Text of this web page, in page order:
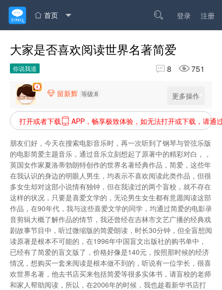
 首页  登录 注册
大家是否喜欢阅读世界名著简爱
你说我道  8 751
 留新辉 等级:8 更多操作
打开或者下载 APP，畅享极致体验，如无法打开或下载，请通
朋友们好，今天在搜索电影音乐时，再一次听到了钢琴与管弦乐版
的电影简爱主题音乐，通过音乐立刻想起了原著中的精彩对白，，
英国女作家夏洛蒂勃朗特创作的世界名著经典作品，简爱，这些年
在我认识的身边的明眼人男生，均表示不喜欢阅读此类作品，但很
多女生却对这部小说情有独钟，但在我读过的两个盲校，就不存在
这样的状况，只要是喜爱文学的，无论男生女生都有意愿阅读这部
作品，在90年代，我与这些喜爱文学的同学，均通过简爱的电影录
音剪辑大概了解作品的情节，我还曾经在吉林市文艺广播的经典戏
剧故事节目中，听过微缩版的简爱朗读，时长30分钟，但全盲想阅
读原著是根本不可能的，在1996年中国盲文出版社的购书单中，
已经有了简爱的盲文版了，价格好像是140元，按照那时候的经济
情况，想购买一套来阅读是根本做不到的，听说有一位学长，很喜
欢世界名著，他去书店买来包括简爱等很多实体书，请盲校的老师
和家人帮助阅读，所以，在2006年的时候，我也趁着新华书店打